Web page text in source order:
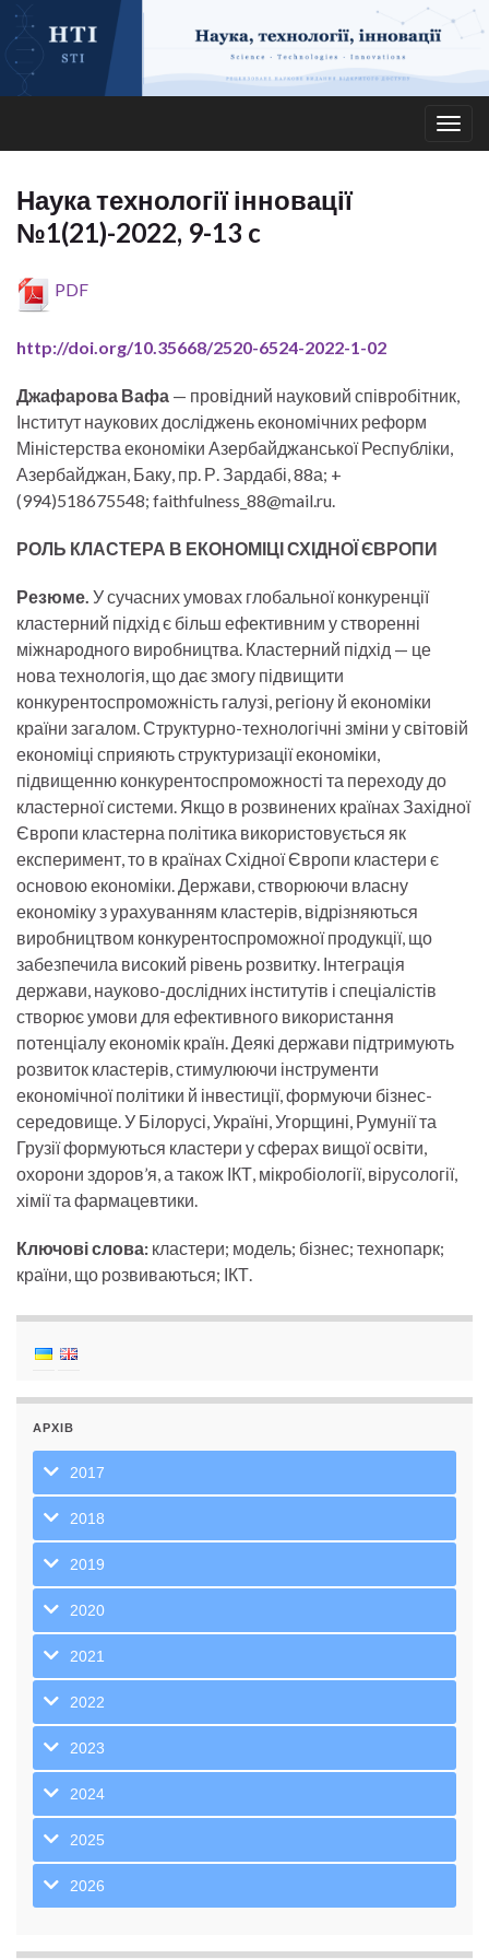
Наука технології інновації
№1(21)-2022, 9-13 c
PDF
http://doi.org/10.35668/2520-6524-2022-1-02
Джафарова Вафа — провідний науковий співробітник,
Інститут наукових досліджень економічних реформ
Міністерства економіки Азербайджанської Республіки,
Азербайджан, Баку, пр. Р. Зардабі, 88а; +
(994)518675548; faithfulness_88@mail.ru.
РОЛЬ КЛАСТЕРА В ЕКОНОМІЦІ СХІДНОЇ ЄВРОПИ
Резюме. У сучасних умовах глобальної конкуренції
кластерний підхід є більш ефективним у створенні
міжнародного виробництва. Кластерний підхід — це
нова технологія, що дає змогу підвищити
конкурентоспроможність галузі, регіону й економіки
країни загалом. Структурно-технологічні зміни у світовій
економіці сприяють структуризації економіки,
підвищенню конкурентоспроможності та переходу до
кластерної системи. Якщо в розвинених країнах Західної
Європи кластерна політика використовується як
експеримент, то в країнах Східної Європи кластери є
основою економіки. Держави, створюючи власну
економіку з урахуванням кластерів, відрізняються
виробництвом конкурентоспроможної продукції, що
забезпечила високий рівень розвитку. Інтеграція
держави, науково-дослідних інститутів і спеціалістів
створює умови для ефективного використання
потенціалу економік країн. Деякі держави підтримують
розвиток кластерів, стимулюючи інструменти
економічної політики й інвестиції, формуючи бізнес-
середовище. У Білорусі, Україні, Угорщині, Румунії та
Грузії формуються кластери у сферах вищої освіти,
охорони здоров’я, а також ІКТ, мікробіології, вірусології,
хімії та фармацевтики.
Ключові слова: кластери; модель; бізнес; технопарк;
країни, що розвиваються; ІКТ.
АРХІВ
2017
2018
2019
2020
2021
2022
2023
2024
2025
2026